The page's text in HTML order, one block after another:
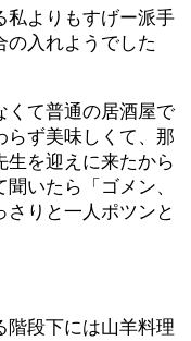
私よりもすげー派手
の入れようでした
くて普通の居酒屋で
らず美味しくて、那
生を迎えに来たから
いたら「ゴメン、
りと一人ポツンと
階段下には山羊料理